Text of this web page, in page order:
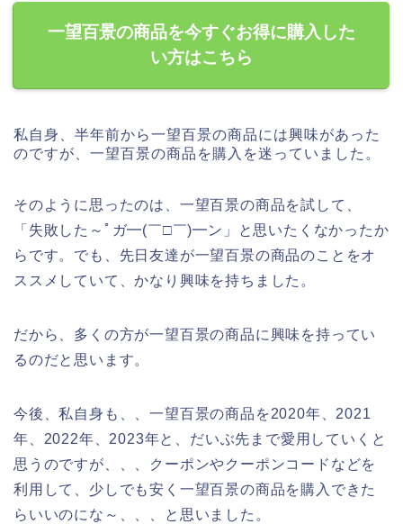
一望百景の商品を今すぐお得に購入した
い方はこちら
私自身、半年前から一望百景の商品には興味があった
のですが、一望百景の商品を購入を迷っていました。
そのように思ったのは、一望百景の商品を試して、
「失敗した～ﾟガ━(￣□￣)━ン」と思いたくなかったか
らです。でも、先日友達が一望百景の商品のことをオ
ススメしていて、かなり興味を持ちました。
だから、多くの方が一望百景の商品に興味を持ってい
るのだと思います。
今後、私自身も、、一望百景の商品を2020年、2021
年、2022年、2023年と、だいぶ先まで愛用していくと
思うのですが、、、クーポンやクーポンコードなどを
利用して、少しでも安く一望百景の商品を購入できた
らいいのにな～、、、と思いました。